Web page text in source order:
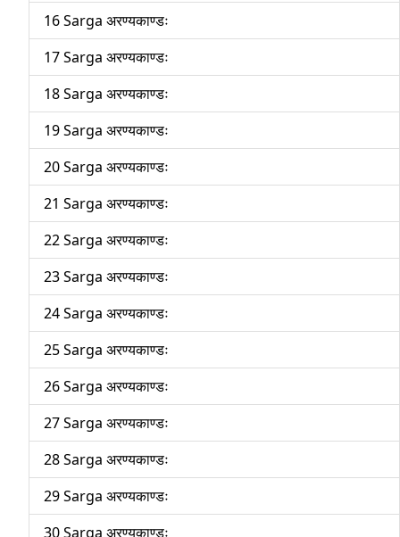
16 Sarga अरण्यकाण्डः
17 Sarga अरण्यकाण्डः
18 Sarga अरण्यकाण्डः
19 Sarga अरण्यकाण्डः
20 Sarga अरण्यकाण्डः
21 Sarga अरण्यकाण्डः
22 Sarga अरण्यकाण्डः
23 Sarga अरण्यकाण्डः
24 Sarga अरण्यकाण्डः
25 Sarga अरण्यकाण्डः
26 Sarga अरण्यकाण्डः
27 Sarga अरण्यकाण्डः
28 Sarga अरण्यकाण्डः
29 Sarga अरण्यकाण्डः
30 Sarga अरण्यकाण्डः